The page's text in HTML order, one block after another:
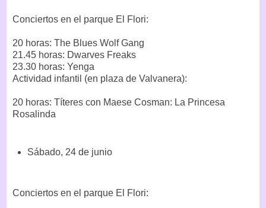
Conciertos en el parque El Flori:
20 horas: The Blues Wolf Gang
21.45 horas: Dwarves Freaks
23.30 horas: Yenga
Actividad infantil (en plaza de Valvanera):
20 horas: Títeres con Maese Cosman: La Princesa
Rosalinda
Sábado, 24 de junio
Conciertos en el parque El Flori: